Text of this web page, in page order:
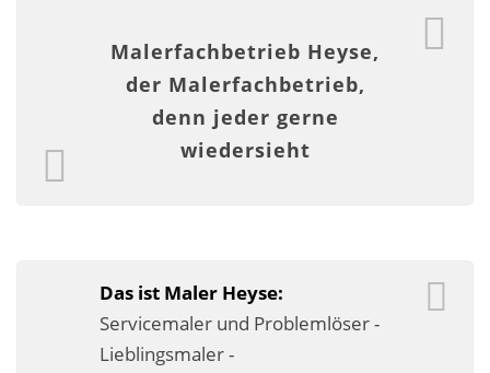
Kontakt
Navigation schließen
Malerfachbetrieb Heyse,
der Malerfachbetrieb,
denn jeder gerne
wiedersieht
Das ist Maler Heyse:
Servicemaler und Problemlöser -
Lieblingsmaler -